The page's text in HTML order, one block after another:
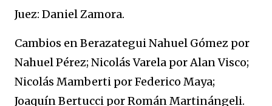
Juez: Daniel Zamora.
Cambios en Berazategui Nahuel Gómez por
Nahuel Pérez; Nicolás Varela por Alan Visco;
Nicolás Mamberti por Federico Maya;
Joaquín Bertucci por Román Martinángeli.